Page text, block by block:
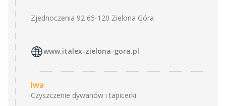
Zjednoczenia 92 65-120 Zielona Góra
www.italex-zielona-gora.pl
Iwa
Czyszczenie dywanów i tapicerki